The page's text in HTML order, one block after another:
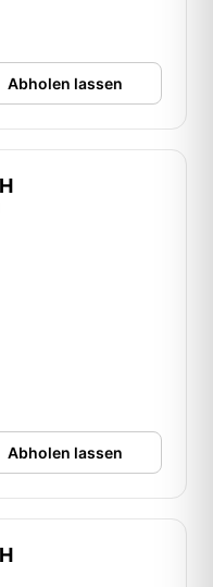
Abholen lassen
Abholen lassen